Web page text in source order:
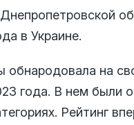
в Украине.
обнародовала на
года. В нем были
Рейтинг